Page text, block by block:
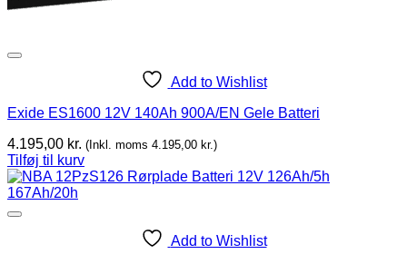
Add to Wishlist
Exide ES1600 12V 140Ah 900A/EN Gele Batteri
4.195,00 kr. (Inkl. moms 4.195,00 kr.)
Tilføj til kurv
Add to Wishlist